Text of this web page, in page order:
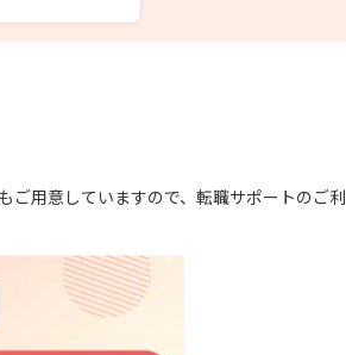
ご用意していますので、転職サポートのご利